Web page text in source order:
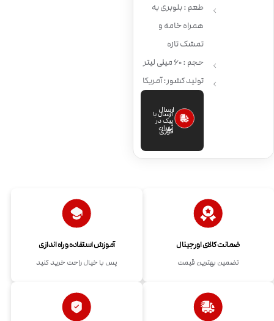
طعم : بلوبری به
همراه خامه و
تمشک تازه
حجم : 60 میلی لیتر
تولید کشور: آمریکا
ارسال
فوری
ارسال با
پیک در
تهران
ضمانت کالای اورجینال
تضمین بهترین قیمت
آموزش استفاده و راه اندازی
پس با خیال راحت خرید کنید